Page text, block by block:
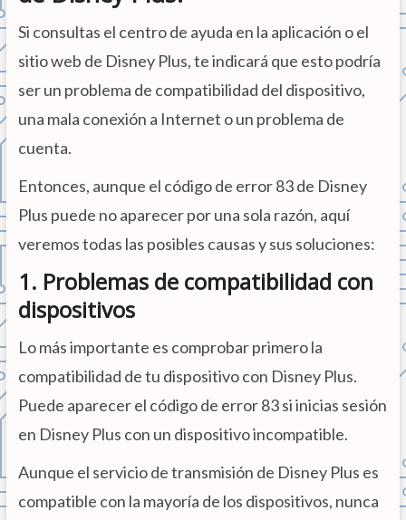
Si consultas el centro de ayuda en la aplicación o el
sitio web de Disney Plus, te indicará que esto podría
ser un problema de compatibilidad del dispositivo,
una mala conexión a Internet o un problema de
cuenta.
Entonces, aunque el código de error 83 de Disney
Plus puede no aparecer por una sola razón, aquí
veremos todas las posibles causas y sus soluciones:
1. Problemas de compatibilidad con
dispositivos
Lo más importante es comprobar primero la
compatibilidad de tu dispositivo con Disney Plus.
Puede aparecer el código de error 83 si inicias sesión
en Disney Plus con un dispositivo incompatible.
Aunque el servicio de transmisión de Disney Plus es
compatible con la mayoría de los dispositivos, nunca